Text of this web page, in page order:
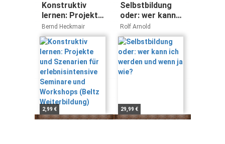
Konstruktiv
lernen: Projekte
und Szenarien
für
erlebnisintensive
Seminare und
Workshops
(Beltz
Weiterbildung)
Bernd Heckmair
2,99 €
Selbstbildung
oder: wer kann
ich werden und
wenn ja wie?
Rolf Arnold
29,99 €